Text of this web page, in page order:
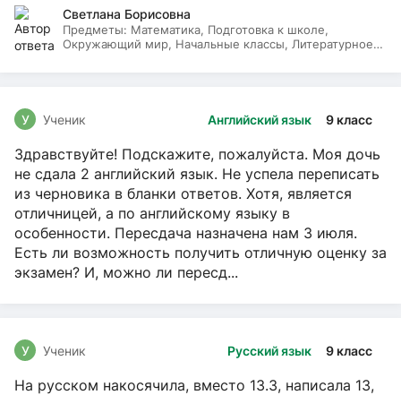
Светлана Борисовна
Предметы: Математика, Подготовка к школе,
Окружающий мир, Начальные классы, Литературное
Английский язык 9 класс
У Ученик
Здравствуйте! Подскажите, пожалуйста. Моя дочь
не сдала 2 английский язык. Не успела переписать
из черновика в бланки ответов. Хотя, является
отличницей, а по английскому языку в
особенности. Пересдача назначена нам 3 июля.
Есть ли возможность получить отличную оценку за
экзамен? И, можно ли пересд...
Русский язык 9 класс
У Ученик
На русском накосячила, вместо 13.3, написала 13,